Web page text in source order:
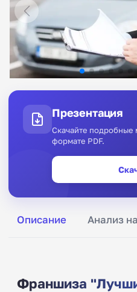
Описание Анализ
Франшиза
Презентация
Скачайте
формате PDF.